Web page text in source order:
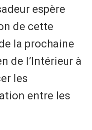
espère
de cette
la prochaine
de l’Intérieur à
les
entre les